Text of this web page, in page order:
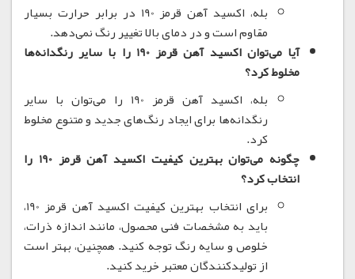
بله، اکسید آهن قرمز 190 در برابر حرارت بسیار
مقاوم است و در دمای بالا تغییر رنگ نمی‌دهد.
آیا می‌توان اکسید آهن قرمز 190 را با سایر رنگدانه‌ها
مخلوط کرد؟
بله، اکسید آهن قرمز 190 را می‌توان با سایر
رنگدانه‌ها برای ایجاد رنگ‌های جدید و متنوع مخلوط
کرد.
چگونه می‌توان بهترین کیفیت اکسید آهن قرمز 190 را
انتخاب کرد؟
برای انتخاب بهترین کیفیت اکسید آهن قرمز 190،
باید به مشخصات فنی محصول، مانند اندازه ذرات،
خلوص و سایه رنگ توجه کنید. همچنین، بهتر است
از تولیدکنندگان معتبر خرید کنید.